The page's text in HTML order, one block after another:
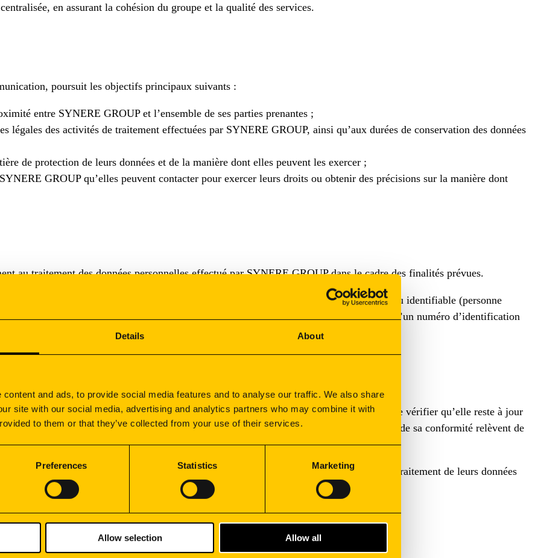
Details About
and ads, to provide social media features and to analyse our traffic. We also share
site with our social media, advertising and analytics partners who may combine it with
to them or that they’ve collected from your use of their services.
Preferences Statistics Marketing
Allow selection Allow all
en assurant la cohésion du groupe et la qualité des services.
poursuit les objectifs principaux suivants :
entre SYNERE GROUP et l’ensemble de ses parties prenantes ;
légales des activités de traitement effectuées par SYNERE GROUP, ainsi qu’aux durées de conservation des données
de protection de leurs données et de la manière dont elles peuvent les exercer ;
GROUP qu’elles peuvent contacter pour exercer leurs droits ou obtenir des précisions sur la manière dont
au traitement des données personnelles effectué par SYNERE GROUP dans le cadre des finalités prévues.
considérées comme toute information se rapportant à une personne physique identifiée ou identifiable (personne
si elle peut être identifiée, directement ou indirectement, notamment au moyen d’un numéro d’identification
génétique, mentale, économique, culturelle ou sociale.
application de la politique
en cas de changement de circonstances et chaque fois que la législation évolue, afin de vérifier qu’elle reste à jour
Les propositions de révision de la politique ainsi que la supervision de son application et de sa conformité relèvent de
GROUP.
GROUP et doit être mise à la disposition de ses parties prenantes, chaque fois que le traitement de leurs données
sur le site web de SYNERE GROUP.
de confidentialité